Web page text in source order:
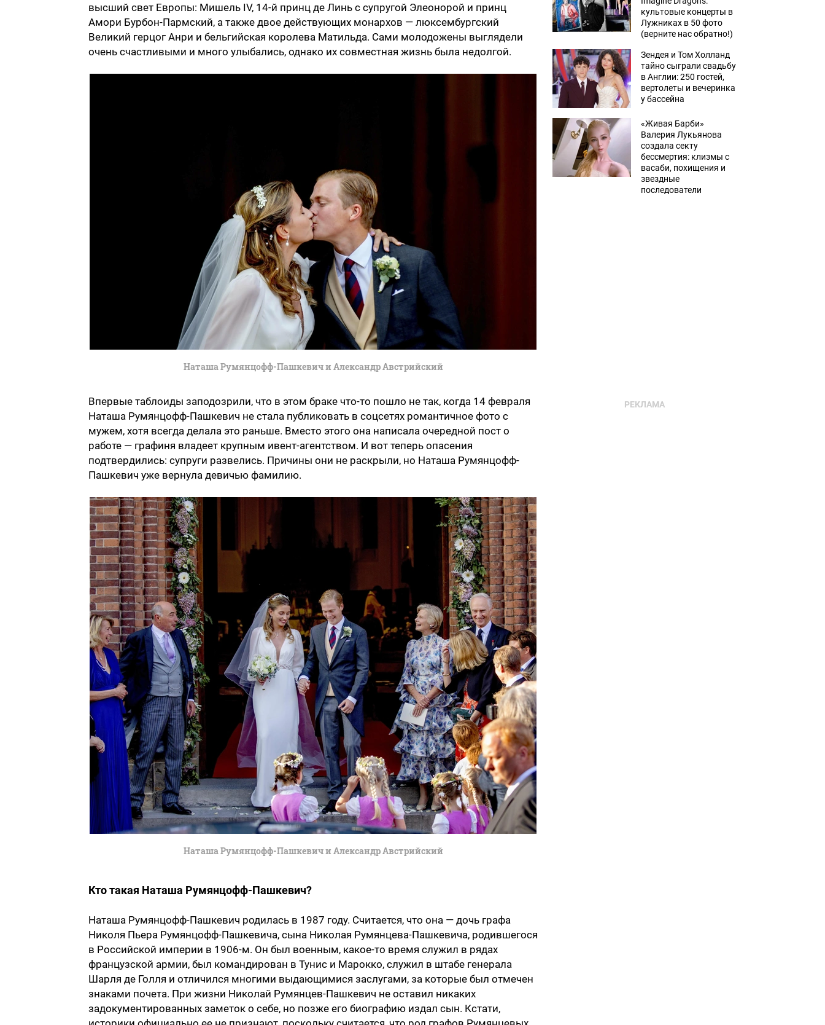
высший свет Европы: Мишель IV, 14-й принц де Линь с супругой Элеонорой и принц
Амори Бурбон-Пармский, а также двое действующих монархов — люксембургский
Великий герцог Анри и бельгийская королева Матильда. Сами молодожены выглядели
очень счастливыми и много улыбались, однако их совместная жизнь была недолгой.
Наташа Румянцофф-Пашкевич и Александр Австрийский
Впервые таблоиды заподозрили, что в этом браке что-то пошло не так, когда 14 февраля
Наташа Румянцофф-Пашкевич не стала публиковать в соцсетях романтичное фото с
мужем, хотя всегда делала это раньше. Вместо этого она написала очередной пост о
работе — графиня владеет крупным ивент-агентством. И вот теперь опасения
подтвердились: супруги развелись. Причины они не раскрыли, но Наташа Румянцофф-
Пашкевич уже вернула девичью фамилию.
Наташа Румянцофф-Пашкевич и Александр Австрийский
Кто такая Наташа Румянцофф-Пашкевич?
Наташа Румянцофф-Пашкевич родилась в 1987 году. Считается, что она — дочь графа
Николя Пьера Румянцофф-Пашкевича, сына Николая Румянцева-Пашкевича, родившегося
в Российской империи в 1906-м. Он был военным, какое-то время служил в рядах
французской армии, был командирован в Тунис и Марокко, служил в штабе генерала
Шарля де Голля и отличился многими выдающимися заслугами, за которые был отмечен
знаками почета. При жизни Николай Румянцев-Пашкевич не оставил никаких
задокументированных заметок о себе, но позже его биографию издал сын. Кстати,
культовые концерты в
Лужниках в 50 фото
(верните нас обратно!)
Зендея и Том Холланд
тайно сыграли свадьбу
в Англии: 250 гостей,
вертолеты и вечеринка
у бассейна
«Живая Барби»
Валерия Лукьянова
создала секту
бессмертия: клизмы с
васаби, похищения и
звездные
последователи